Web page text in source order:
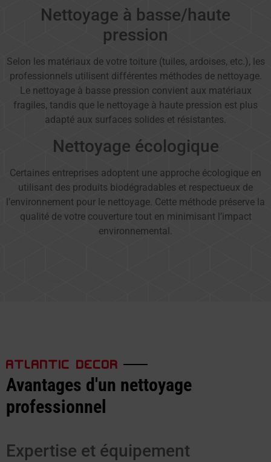
Nettoyage à basse/haute
pression
Selon les matériaux de votre toiture (tuiles, ardoises, etc.), les
professionnels utilisent différentes méthodes de nettoyage.
Le nettoyage à basse pression convient aux matériaux
fragiles, tandis que le nettoyage à haute pression est plus
adapté aux surfaces solides et résistantes.
Nettoyage écologique
Certaines entreprises adoptent une approche écologique en
utilisant des produits biodégradables et respectueux de
l’environnement pour le nettoyage. Cette méthode préserve la
qualité de votre couverture tout en minimisant l’impact
environnemental.
ATLANTIC DECOR
Avantages d'un nettoyage
professionnel
Expertise et équipement